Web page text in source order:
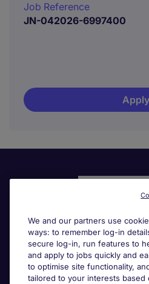
Job Reference
JN-042026-6997400
Apply
Liens utiles
Parcourir nos offres
We and our partners use
ways: to remember log-in
secure log-in, run features to
and apply to jobs quickly and
to optimise site functionality,
tailored to your interests based